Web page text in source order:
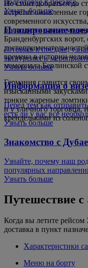
Но стоит добраться до
встретят оживленные
современного
проводятся самые
Бранденбургских
времена в истории
мемориала Берлинской
Германия славится
изысканными
тонкие жареные
и у уличного торговца,
крендельками из
подготовке к поездке.
Узнать больше
Планирование
Готовясь к поездке,
экскурсиях и
Узнать больше
Информация о визе
Перед тем как
есть ли у вас все
Узнать больше
Знакомство с
Узнайте, почему наш
популярных
Узнать больше
Путешествие с
Когда вы летите рейсом
доставка в пункт
Характеристики
Меню на борту